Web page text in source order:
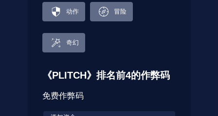
动作 冒险
奇幻
《PLITCH》排名前4的作弊码
免费作弊码